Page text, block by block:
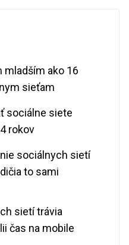
mladším ako 16
sieťam
sociálne siete
rokov
sociálnych sietí
to sami
sietí trávia
čas na mobile